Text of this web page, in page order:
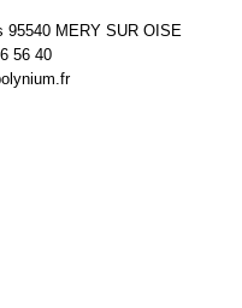
95540 MERY SUR OISE
56 40